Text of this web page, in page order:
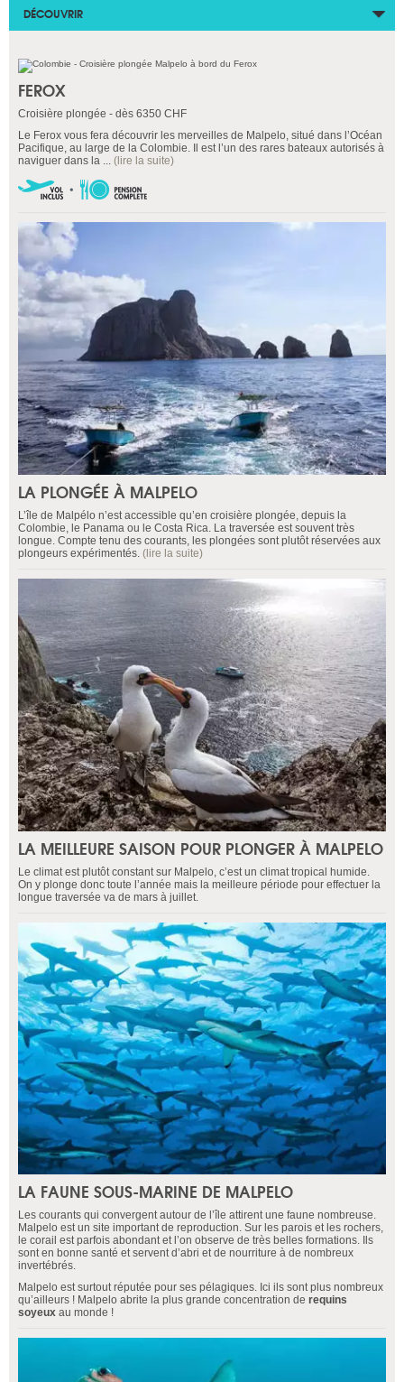
DÉCOUVRIR
FEROX
Croisière plongée - dès 6350 CHF
Le Ferox vous fera découvrir les merveilles de Malpelo, situé dans l’Océan
Pacifique, au large de la Colombie. Il est l’un des rares bateaux autorisés à
naviguer dans la ... (lire la suite)
LA PLONGÉE À MALPELO
L’île de Malpélo n’est accessible qu’en croisière plongée, depuis la
Colombie, le Panama ou le Costa Rica. La traversée est souvent très
longue. Compte tenu des courants, les plongées sont plutôt réservées aux
plongeurs expérimentés. (lire la suite)
LA MEILLEURE SAISON POUR PLONGER À MALPELO
Le climat est plutôt constant sur Malpelo, c’est un climat tropical humide.
On y plonge donc toute l’année mais la meilleure période pour effectuer la
longue traversée va de mars à juillet.
LA FAUNE SOUS-MARINE DE MALPELO
Les courants qui convergent autour de l’île attirent une faune nombreuse.
Malpelo est un site important de reproduction. Sur les parois et les rochers,
le corail est parfois abondant et l’on observe de très belles formations. Ils
sont en bonne santé et servent d’abri et de nourriture à de nombreux
invertébrés.
Malpelo est surtout réputée pour ses pélagiques. Ici ils sont plus nombreux
qu’ailleurs ! Malpelo abrite la plus grande concentration de requins
soyeux au monde !